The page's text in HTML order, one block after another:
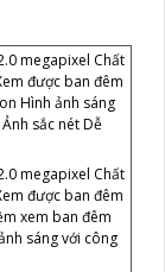
megapixel Chất
được ban đêm
Hình ảnh sáng
sắc nét Dễ
megapixel Chất
được ban đêm
xem ban đêm
sáng với công